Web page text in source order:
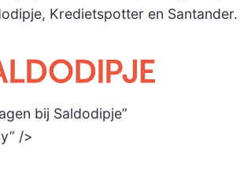
Kredietspotter en Santander.
bij Saldodipje”
/>